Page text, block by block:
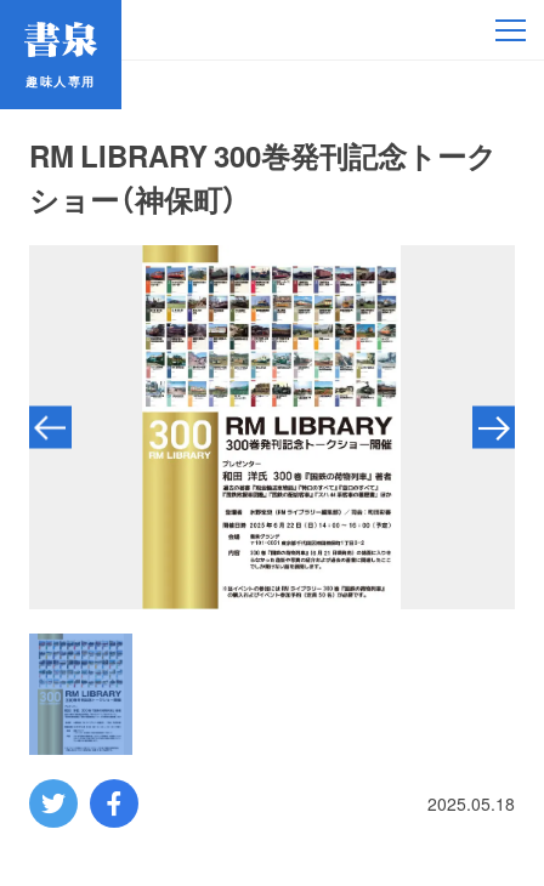
趣味人専用
RM LIBRARY 300巻発刊記念トーク
ショー（神保町）
2025.05.18
趣味人専用
アイドル
鉄道・バス
コミック・ラノベ
数学
コンピューター
ミリタリー